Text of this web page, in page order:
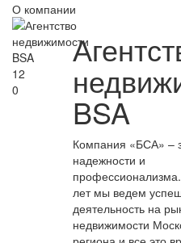
О компании
12
0
BSA
Компания «БСА» –
надежности и
лет мы ведем
деятельность на
недвижимости